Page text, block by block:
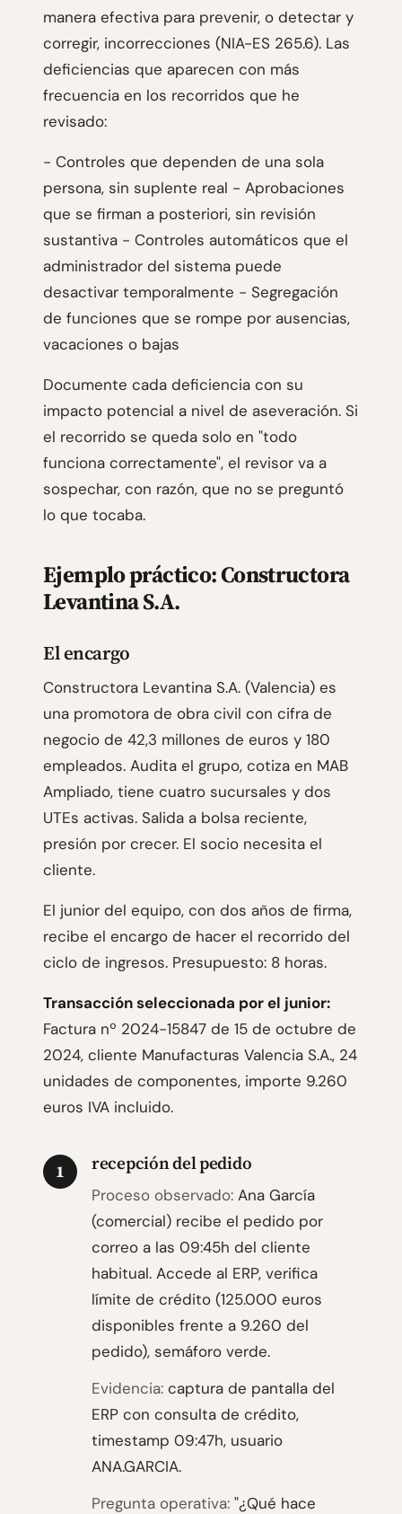
manera efectiva para prevenir, o detectar y
corregir, incorrecciones (NIA-ES 265.6). Las
deficiencias que aparecen con más
frecuencia en los recorridos que he
revisado:
- Controles que dependen de una sola
persona, sin suplente real - Aprobaciones
que se firman a posteriori, sin revisión
sustantiva - Controles automáticos que el
administrador del sistema puede
desactivar temporalmente - Segregación
de funciones que se rompe por ausencias,
vacaciones o bajas
Documente cada deficiencia con su
impacto potencial a nivel de aseveración. Si
el recorrido se queda solo en "todo
funciona correctamente", el revisor va a
sospechar, con razón, que no se preguntó
lo que tocaba.
Ejemplo práctico: Constructora
Levantina S.A.
El encargo
Constructora Levantina S.A. (Valencia) es
una promotora de obra civil con cifra de
negocio de 42,3 millones de euros y 180
empleados. Audita el grupo, cotiza en MAB
Ampliado, tiene cuatro sucursales y dos
UTEs activas. Salida a bolsa reciente,
presión por crecer. El socio necesita el
cliente.
El junior del equipo, con dos años de firma,
recibe el encargo de hacer el recorrido del
ciclo de ingresos. Presupuesto: 8 horas.
Transacción seleccionada por el junior:
Factura nº 2024-15847 de 15 de octubre de
2024, cliente Manufacturas Valencia S.A., 24
unidades de componentes, importe 9.260
euros IVA incluido.
1 recepción del pedido
Proceso observado: Ana García
(comercial) recibe el pedido por
correo a las 09:45h del cliente
habitual. Accede al ERP, verifica
límite de crédito (125.000 euros
disponibles frente a 9.260 del
pedido), semáforo verde.
Evidencia: captura de pantalla del
ERP con consulta de crédito,
timestamp 09:47h, usuario
ANA.GARCIA.
Pregunta operativa: "¿Qué hace